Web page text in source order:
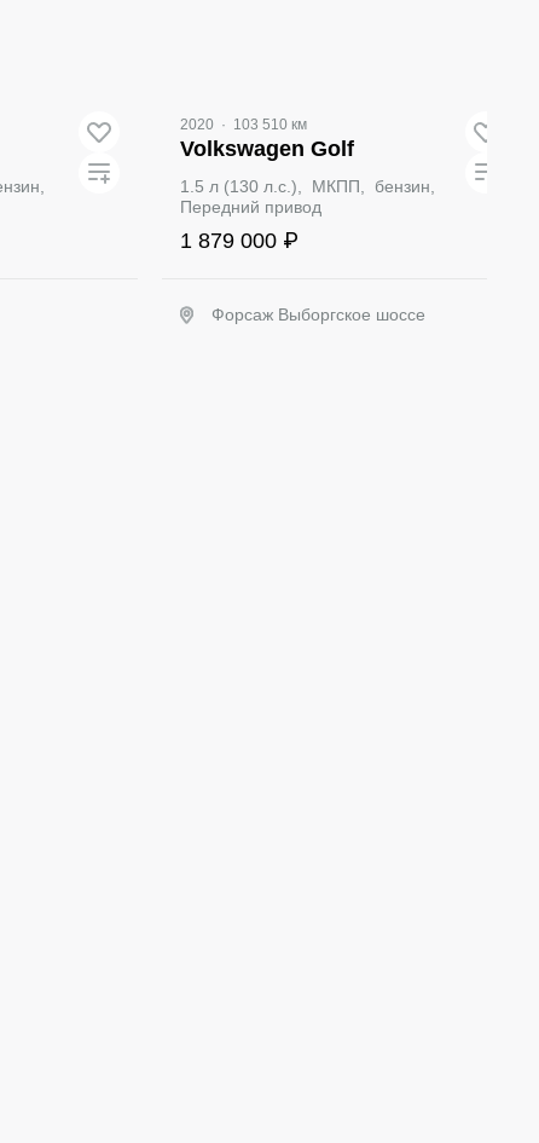
2020 · 103 510 км
Volkswagen Golf
1.5 л (130 л.с.), МКПП, бензин,
Передний привод
1 879 000 ₽
Форсаж Выборгское шоссе